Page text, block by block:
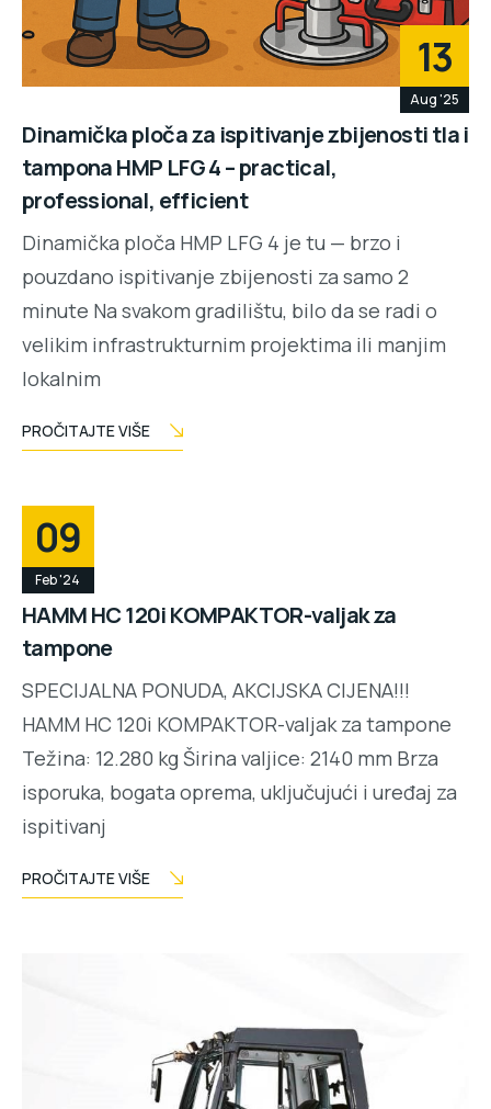
13
Aug '25
Dinamička ploča za ispitivanje zbijenosti tla i
tampona HMP LFG 4 – practical,
professional, efficient
Dinamička ploča HMP LFG 4 je tu — brzo i
pouzdano ispitivanje zbijenosti za samo 2
minute Na svakom gradilištu, bilo da se radi o
velikim infrastrukturnim projektima ili manjim
lokalnim
PROČITAJTE VIŠE
09
Feb '24
HAMM HC 120i KOMPAKTOR-valjak za
tampone
SPECIJALNA PONUDA, AKCIJSKA CIJENA!!!
HAMM HC 120i KOMPAKTOR-valjak za tampone
Težina: 12.280 kg Širina valjice: 2140 mm Brza
isporuka, bogata oprema, uključujući i uređaj za
ispitivanj
PROČITAJTE VIŠE